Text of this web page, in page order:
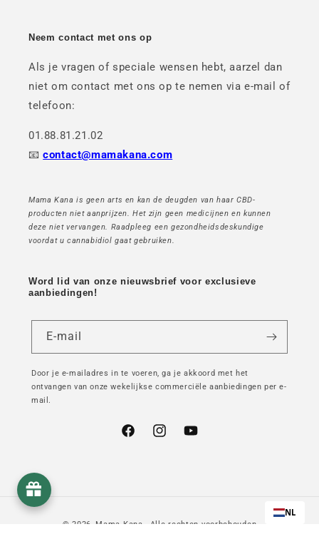
Neem contact met ons op
Als je vragen of speciale wensen hebt, aarzel dan
niet om contact met ons op te nemen via e-mail of
telefoon:
01.88.81.21.02
📧contact@mamakana.com
Mama Kana is geen arts en kan de deugden van haar CBD-
producten niet aanprijzen. Het zijn geen medicijnen en kunnen
deze niet vervangen. Raadpleeg een gezondheidsdeskundige
voordat u cannabidiol gaat gebruiken.
Word lid van onze nieuwsbrief voor exclusieve
aanbiedingen!
E-mail
Door je e-mailadres in te voeren, ga je akkoord met het
ontvangen van onze wekelijkse commerciële aanbiedingen per e-
mail.
FacebookInstagramYouTube
© 2026,Mama Kana - Alle rechten voorbehouden
NL